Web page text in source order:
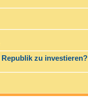
zu investieren?